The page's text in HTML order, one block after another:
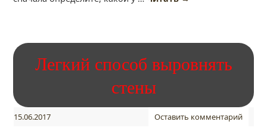
Легкий способ выровнять
стены
15.06.2017 Оставить комментарий